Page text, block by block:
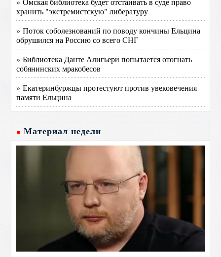
хранить "экстремистскую" либературу
» Поток соболезнований по поводу кончины Ельцина
обрушился на Россию со всего СНГ
» Библиотека Данте Алигьери попытается отогнать
собянинских мракобесов
» Екатеринбуржцы протестуют против увековечения
памяти Ельцина
Материал недели